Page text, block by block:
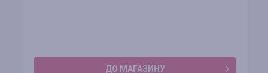
ДО МАГАЗИНУ